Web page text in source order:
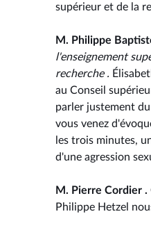
supérieur et de la
M. Philippe
l'enseignement
recherche .
au Conseil
parler justement
vous venez
les trois minutes,
d'une agression
M. Pierre Cordier .
Philippe Hetzel